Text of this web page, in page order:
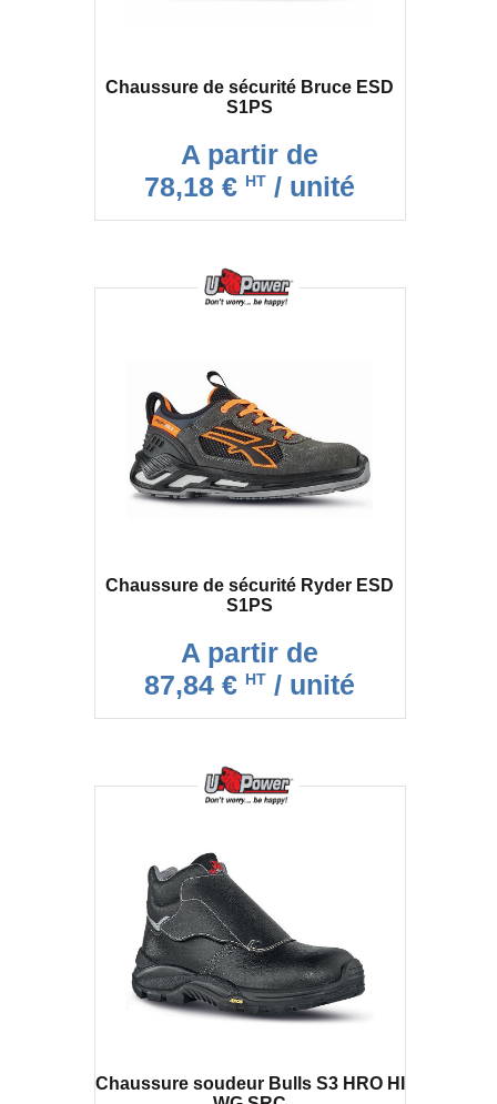
Chaussure de sécurité Bruce ESD
S1PS
A partir de
78,18 € HT / unité
Chaussure de sécurité Ryder ESD
S1PS
A partir de
87,84 € HT / unité
Chaussure soudeur Bulls S3 HRO HI